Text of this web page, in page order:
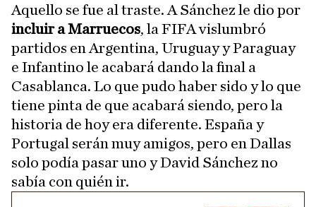
Aquello se fue al traste. A Sánchez le dio por
incluir a Marruecos, la FIFA vislumbró
partidos en Argentina, Uruguay y Paraguay
e Infantino le acabará dando la final a
Casablanca. Lo que pudo haber sido y lo que
tiene pinta de que acabará siendo, pero la
historia de hoy era diferente. España y
Portugal serán muy amigos, pero en Dallas
solo podía pasar uno y David Sánchez no
sabía con quién ir.